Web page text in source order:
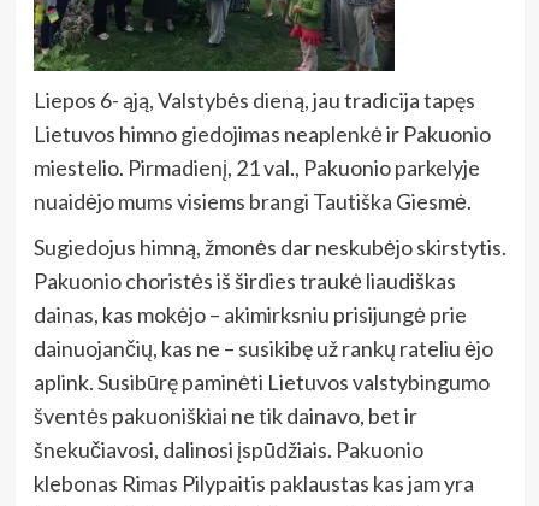
Liepos 6- ąją, Valstybės dieną, jau tradicija tapęs
Lietuvos himno giedojimas neaplenkė ir Pakuonio
miestelio. Pirmadienį, 21 val., Pakuonio parkelyje
nuaidėjo mums visiems brangi Tautiška Giesmė.
Sugiedojus himną, žmonės dar neskubėjo skirstytis.
Pakuonio choristės iš širdies traukė liaudiškas
dainas, kas mokėjo – akimirksniu prisijungė prie
dainuojančių, kas ne – susikibę už rankų rateliu ėjo
aplink. Susibūrę paminėti Lietuvos valstybingumo
šventės pakuoniškiai ne tik dainavo, bet ir
šnekučiavosi, dalinosi įspūdžiais. Pakuonio
klebonas Rimas Pilypaitis paklaustas kas jam yra